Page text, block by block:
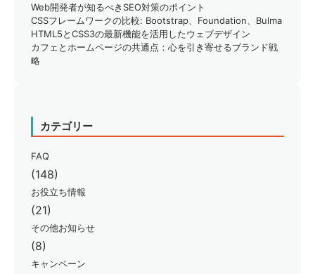
Web開発者が知るべきSEO対策のポイント
CSSフレームワークの比較: Bootstrap、Foundation、Bulma
HTML5とCSS3の最新機能を活用したウェブデザイン
カフェとホームページの共通点：心を引き寄せるブランド戦
略
カテゴリー
FAQ
(148)
お役立ち情報
(21)
その他お知らせ
(8)
キャンペーン